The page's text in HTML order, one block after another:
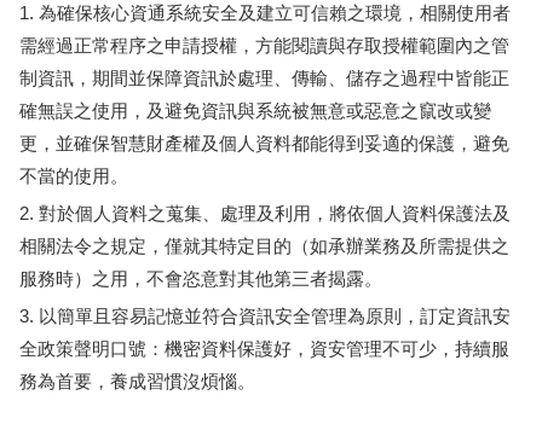
為確保核心資通系統安全及建立可信賴之環境，相關使用者
需經過正常程序之申請授權，方能閱讀與存取授權範圍內之管
制資訊，期間並保障資訊於處理、傳輸、儲存之過程中皆能正
確無誤之使用，及避免資訊與系統被無意或惡意之竄改或變
更，並確保智慧財產權及個人資料都能得到妥適的保護，避免
不當的使用。
對於個人資料之蒐集、處理及利用，將依個人資料保護法及
相關法令之規定，僅就其特定目的（如承辦業務及所需提供之
服務時）之用，不會恣意對其他第三者揭露。
以簡單且容易記憶並符合資訊安全管理為原則，訂定資訊安
全政策聲明口號：機密資料保護好，資安管理不可少，持續服
務為首要，養成習慣沒煩惱。